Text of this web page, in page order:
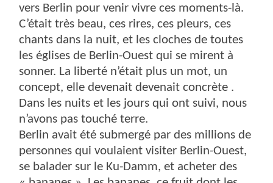
vers Berlin pour venir vivre ces moments-là.
C’était très beau, ces rires, ces pleurs, ces
chants dans la nuit, et les cloches de toutes
les églises de Berlin-Ouest qui se mirent à
sonner. La liberté n’était plus un mot, un
concept, elle devenait devenait concrète .
Dans les nuits et les jours qui ont suivi, nous
n’avons pas touché terre.
Berlin avait été submergé par des millions de
personnes qui voulaient visiter Berlin-Ouest,
se balader sur le Ku-Damm, et acheter des